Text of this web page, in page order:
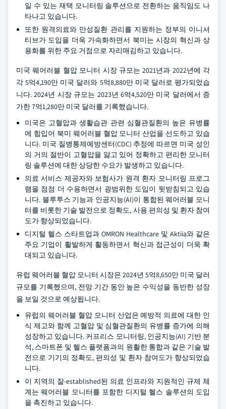
일 수 있는 재택 모니터링 솔루션으로 전환하는 움직임도 나
타나고 있습니다.
또한 원격의료와 만성질환 관리를 지원하는 정부의 이니셔
티브가 도입을 더욱 가속화하면서 북미는 시장의 혁신과 상
용화를 위한 주요 거점으로 자리매김하고 있습니다.
미국 웨어러블 혈압 모니터 시장 규모는 2021년과 2022년에 각
각 5억4,190만 미국 달러와 5억8,880만 미국 달러로 평가되었습
니다. 2024년 시장 규모는 2023년 6억4,520만 미국 달러에서 증
가한 7억1,280만 미국 달러를 기록했습니다.
미국은 고혈압과 생활습관 관련 심혈관질환의 높은 유병률
에 힘입어 북미 웨어러블 혈압 모니터 산업을 선도하고 있습
니다. 미국 질병통제예방센터(CDC) 추정에 따르면 미국 성인
의 거의 절반이 고혈압을 앓고 있어 정확하고 편리한 모니터
링 솔루션에 대한 상당한 수요가 발생하고 있습니다.
의료 서비스 제공자와 보험사가 원격 환자 모니터링 프로그
램을 점점 더 수용하면서 광범위한 도입이 뒷받침되고 있습
니다. 블루투스 기능과 인공지능(AI)이 통합된 웨어러블 모니
터를 비롯한 기술 발전으로 정확도, 사용 편의성 및 환자 참여
도가 향상되었습니다.
디지털 헬스 스타트업과 OMRON Healthcare 및 Aktiia와 같은
주요 기업이 활발하게 활동하면서 혁신과 접근성이 더욱 확
대되고 있습니다.
유럽 웨어러블 혈압 모니터 시장은 2024년 5억8,650만 미국 달러
규모를 기록했으며, 전망 기간 동안 높은 수익성을 동반한 성장
을 보일 것으로 예상됩니다.
유럽의 웨어러블 혈압 모니터 산업은 예방적 의료에 대한 인
식 제고와 함께 고혈압 및 심혈관질환의 유병률 증가에 의해
성장하고 있습니다. 커프리스 모니터링, 인공지능(AI) 기반 분
석, 스마트폰 및 헬스 플랫폼과의 원활한 통합과 같은 기술 발
전으로 기기의 정확도, 편의성 및 환자 참여도가 향상되었습
니다.
이 지역의 잘-established된 의료 인프라와 지원적인 규제 체
계는 웨어러블 모니터를 포함한 디지털 헬스 솔루션의 도입
을 촉진하고 있습니다.